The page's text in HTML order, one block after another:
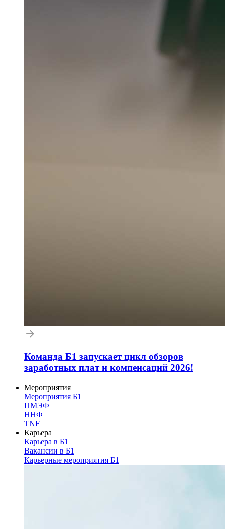
Команда Б1 запускает цикл обзоров
заработных плат и компенсаций 2026!
Мероприятия
Мероприятия Б1
ПМЭФ
ННФ
TNF
Карьера
Карьера в Б1
Вакансии в Б1
Карьерные мероприятия Б1